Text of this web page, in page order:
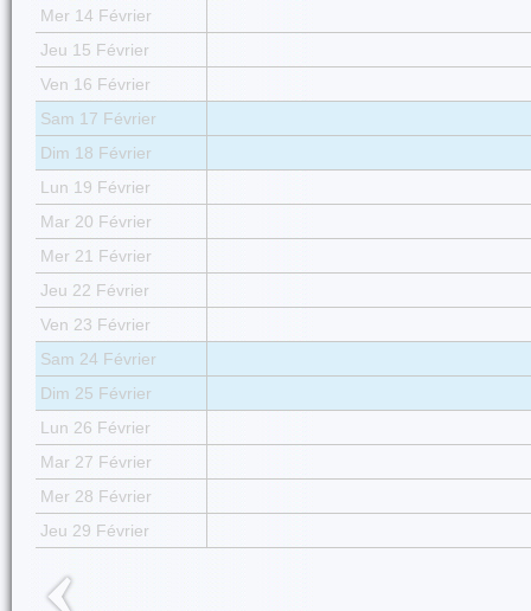
Mer 14 Février
Jeu 15 Février
Ven 16 Février
Sam 17 Février
Dim 18 Février
Lun 19 Février
Mar 20 Février
Mer 21 Février
Jeu 22 Février
Ven 23 Février
Sam 24 Février
Dim 25 Février
Lun 26 Février
Mar 27 Février
Mer 28 Février
Jeu 29 Février